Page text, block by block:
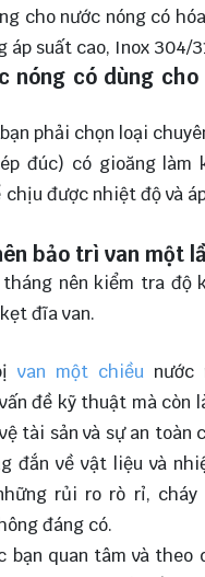
cho nước nóng có
áp suất cao, Inox 304/
nóng có dùng
phải chọn loại
đúc) có gioăng làm
chịu được nhiệt độ và
bảo trì van một
nên kiểm tra độ
đĩa van.
van một chiều nước
đề kỹ thuật mà còn
tài sản và sự an toàn
đắn về vật liệu và
rủi ro rò rỉ,
đáng có.
bạn quan tâm và theo